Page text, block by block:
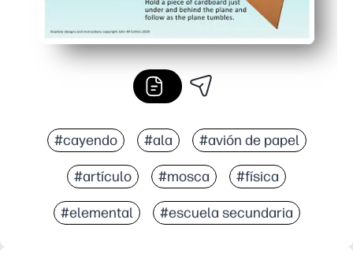
#cayendo #ala #avión de papel
#artículo #mosca #física
#elemental #escuela secundaria